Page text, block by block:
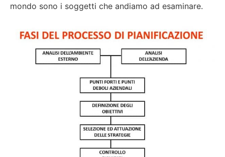
mondo sono i soggetti che andiamo ad esaminare.